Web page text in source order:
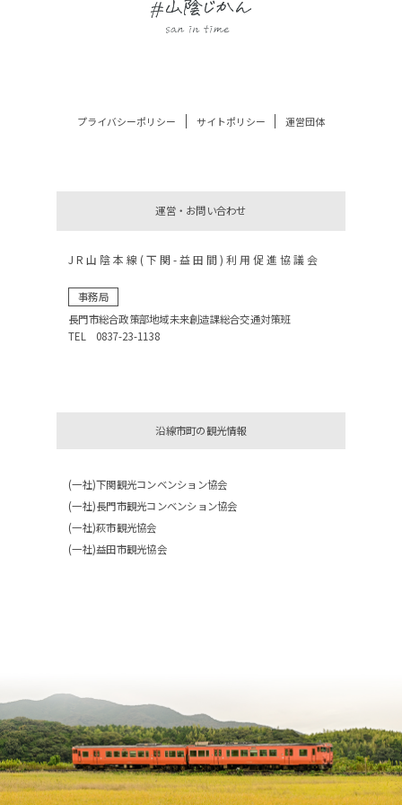
プライバシーポリシー サイトポリシー 運営団体
運営・お問い合わせ
JR山陰本線(下関-益田間)利用促進協議会
事務局
長門市総合政策部地域未来創造課総合交通対策班
TEL 0837-23-1138
沿線市町の観光情報
(一社)下関観光コンベンション協会
(一社)長門市観光コンベンション協会
(一社)萩市観光協会
(一社)益田市観光協会